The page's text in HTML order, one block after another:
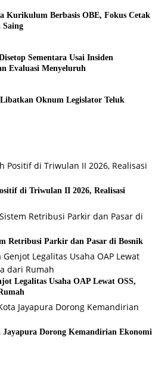
Kurikulum Berbasis OBE, Fokus Cetak
Saing
Sementara Usai Insiden
Evaluasi Menyeluruh
Oknum Legislator Teluk
di Triwulan II 2026, Realisasi
Retribusi Parkir dan Pasar di Bosnik
Legalitas Usaha OAP Lewat OSS,
Dorong Kemandirian Ekonomi